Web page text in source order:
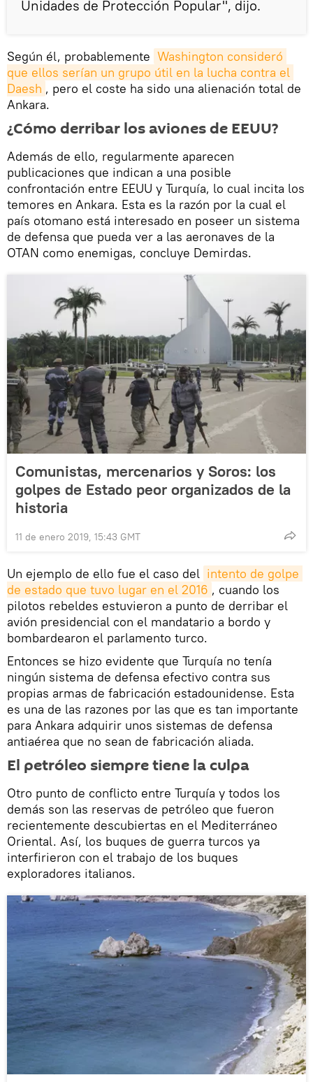
Unidades de Protección Popular", dijo.
Según él, probablemente Washington consideró
que ellos serían un grupo útil en la lucha contra el
Daesh , pero el coste ha sido una alienación total de
Ankara.
¿Cómo derribar los aviones de EEUU?
Además de ello, regularmente aparecen
publicaciones que indican a una posible
confrontación entre EEUU y Turquía, lo cual incita los
temores en Ankara. Esta es la razón por la cual el
país otomano está interesado en poseer un sistema
de defensa que pueda ver a las aeronaves de la
OTAN como enemigas, concluye Demirdas.
Comunistas, mercenarios y Soros: los
golpes de Estado peor organizados de la
historia
11 de enero 2019, 15:43 GMT
Un ejemplo de ello fue el caso del intento de golpe
de estado que tuvo lugar en el 2016 , cuando los
pilotos rebeldes estuvieron a punto de derribar el
avión presidencial con el mandatario a bordo y
bombardearon el parlamento turco.
Entonces se hizo evidente que Turquía no tenía
ningún sistema de defensa efectivo contra sus
propias armas de fabricación estadounidense. Esta
es una de las razones por las que es tan importante
para Ankara adquirir unos sistemas de defensa
antiaérea que no sean de fabricación aliada.
El petróleo siempre tiene la culpa
Otro punto de conflicto entre Turquía y todos los
demás son las reservas de petróleo que fueron
recientemente descubiertas en el Mediterráneo
Oriental. Así, los buques de guerra turcos ya
interfirieron con el trabajo de los buques
exploradores italianos.